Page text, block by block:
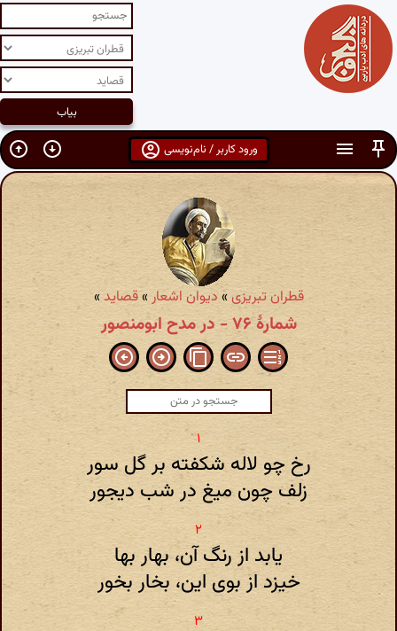
ورود کاربر / نام‌نویسی
قطران تبریزی» دیوان اشعار»قصاید »
شمارهٔ ۷۶ - در مدح ابومنصور
رخ چو لاله شکفته بر گل سور
زلف چون میغ در شب دیجور
یابد از رنگ آن‌، بهار بها
خیزد از بوی این‌، بخار بخور